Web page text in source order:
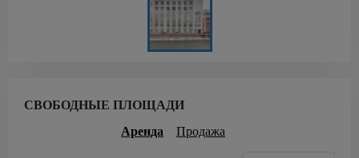
СВОБОДНЫЕ ПЛОЩАДИ
Аренда
Продажа